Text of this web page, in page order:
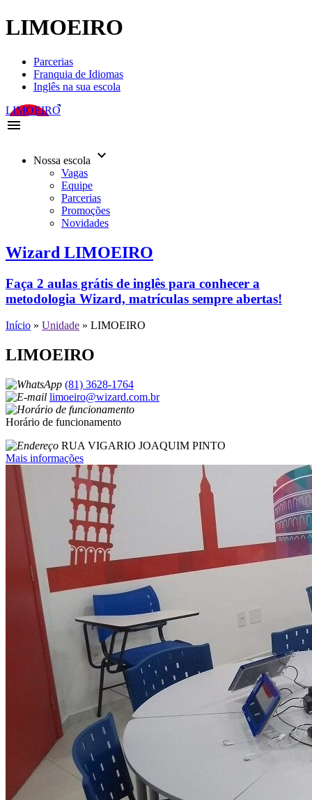
LIMOEIRO
Parcerias
Franquia de Idiomas
Inglês na sua escola
LIMOEIRO
menu
Nossa escola keyboard_arrow_down
Vagas
Equipe
Parcerias
Promoções
Novidades
Wizard LIMOEIRO
Faça 2 aulas grátis de inglês para conhecer a
metodologia Wizard, matrículas sempre abertas!
Início » Unidade » LIMOEIRO
LIMOEIRO
(81) 3628-1764
limoeiro@wizard.com.br
Horário de funcionamento
RUA VIGARIO JOAQUIM PINTO
Mais informações